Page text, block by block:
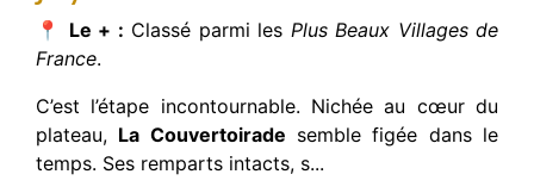
📍 Le + : Classé parmi les Plus Beaux Villages de
France.
C’est l’étape incontournable. Nichée au cœur du
plateau, La Couvertoirade semble figée dans le
temps. Ses remparts intacts, s...